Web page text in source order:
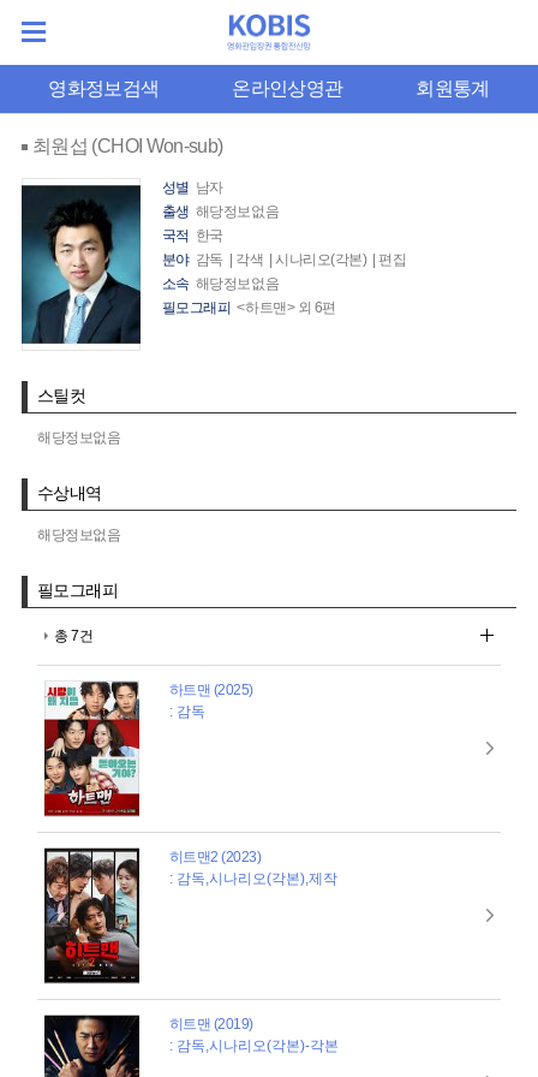
영화정보검색 온라인상영관 회원통계
최원섭 (CHOI Won-sub)
성별 남자
출생 해당정보없음
국적 한국
분야 감독 | 각색 | 시나리오(각본) | 편집
소속 해당정보없음
필모그래피 <하트맨> 외 6편
스틸컷
해당정보없음
수상내역
해당정보없음
필모그래피
총 7건
하트맨 (2025)
: 감독
히트맨2 (2023)
: 감독,시나리오(각본),제작
히트맨 (2019)
: 감독,시나리오(각본)-각본